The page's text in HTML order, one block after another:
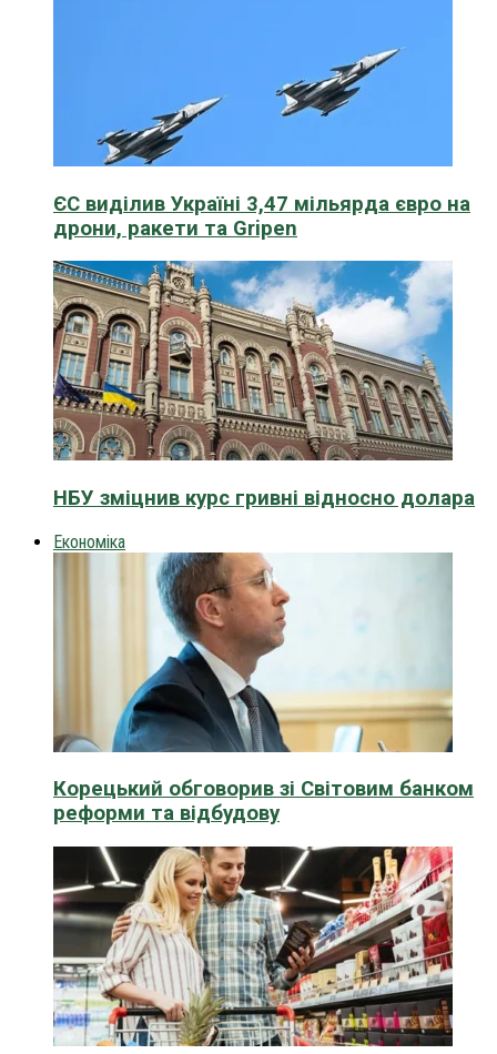
ЄС виділив Україні 3,47 мільярда євро на
дрони, ракети та Gripen
НБУ зміцнив курс гривні відносно долара
Економіка
Корецький обговорив зі Світовим банком
реформи та відбудову